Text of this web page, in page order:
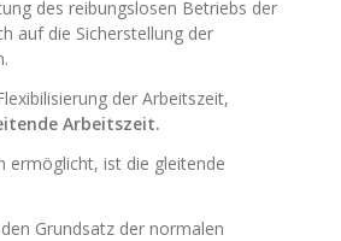
des reibungslosen Betriebs der
auf die Sicherstellung der
der Arbeitszeit,
Arbeitszeit.
ermöglicht, ist die gleitende
Grundsatz der normalen